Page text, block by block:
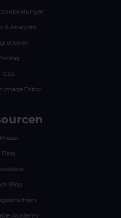
& Analytics
CSS
Image Editor
Presse
Blog
Blog
Academy